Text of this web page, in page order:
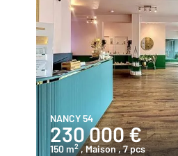
NANCY 54
230 000 €
150 m2 , Maison, 7 pcs